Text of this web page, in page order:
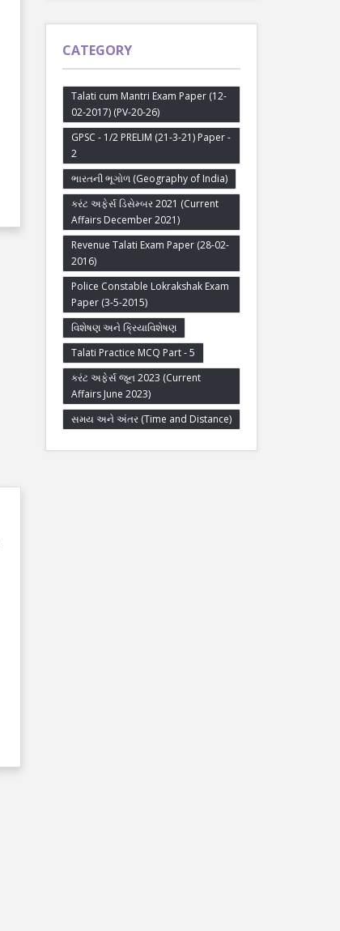
CATEGORY
Talati cum Mantri Exam Paper (12-
02-2017) (PV-20-26)
GPSC - 1/2 PRELIM (21-3-21) Paper -
2
ભારતની ભૂગોળ (Geography of India)
કરંટ અફેર્સ ડિસેમ્બર 2021 (Current
Affairs December 2021)
Revenue Talati Exam Paper (28-02-
2016)
Police Constable Lokrakshak Exam
Paper (3-5-2015)
વિશેષણ અને ક્રિયાવિશેષણ
Talati Practice MCQ Part - 5
કરંટ અફેર્સ જૂન 2023 (Current
Affairs June 2023)
સમય અને અંતર (Time and Distance)